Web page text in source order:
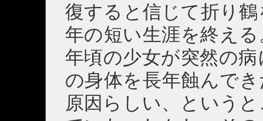
復すると信じて折り
年の短い生涯を終え
年頃の少女が突然の
の身体を長年蝕んで
原因らしい、という